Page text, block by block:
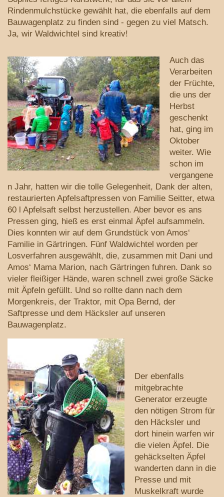
Rindenmulchstücke gewählt hat, die ebenfalls auf dem
Bauwagenplatz zu finden sind - gegen zu viel Matsch.
Ja, wir Waldwichtel sind kreativ!
Auch das
Verarbeiten
der Früchte,
die uns der
Herbst
geschenkt
hat, ging im
Oktober
weiter. Wie
schon im
vergangene
n Jahr, hatten wir die tolle Gelegenheit, Dank der alten,
restaurierten Apfelsaftpressen von Familie Seitter, etwa
60 l Apfelsaft selbst herzustellen. Aber bevor es ans
Pressen ging, hieß es erst einmal Äpfel aufsammeln.
Dies konnten wir auf dem Grundstück von Amos‘
Familie in Gärtringen. Fünf Waldwichtel worden per
Losverfahren ausgewählt, die, zusammen mit Dani und
Amos‘ Mama Marion, nach Gärtringen fuhren. Dank so
vieler fleißiger Hände, waren schnell zwei große Säcke
mit Äpfeln gefüllt. Und so rollte dann nach dem
Morgenkreis, der Traktor, mit Opa Bernd, der
Saftpresse und dem Häcksler auf unseren
Bauwagenplatz.
Der ebenfalls
mitgebrachte
Generator erzeugte
den nötigen Strom für
den Häcksler und
dort hinein warfen wir
die vielen Äpfel. Die
gehäckselten Äpfel
wanderten dann in die
Presse und mit
Muskelkraft wurde